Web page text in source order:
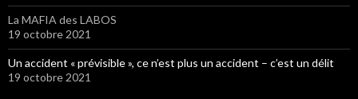
La MAFIA des LABOS
19 octobre 2021
Un accident « prévisible », ce n’est plus un accident – c’est un délit
19 octobre 2021